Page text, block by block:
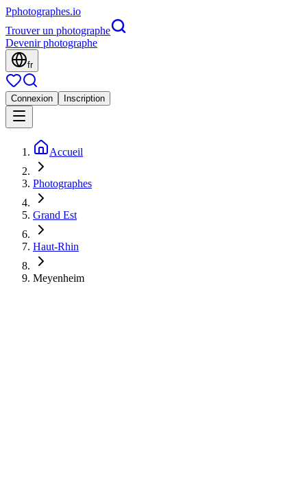
Pphotographes.io
Trouver un photographe
Devenir photographe
fr
Connexion Inscription
Accueil
Photographes
Grand Est
Haut-Rhin
Meyenheim